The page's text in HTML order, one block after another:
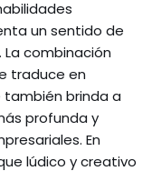
un sentido de
combinación
traduce en
también brinda a
profunda y
En
lúdico y creativo